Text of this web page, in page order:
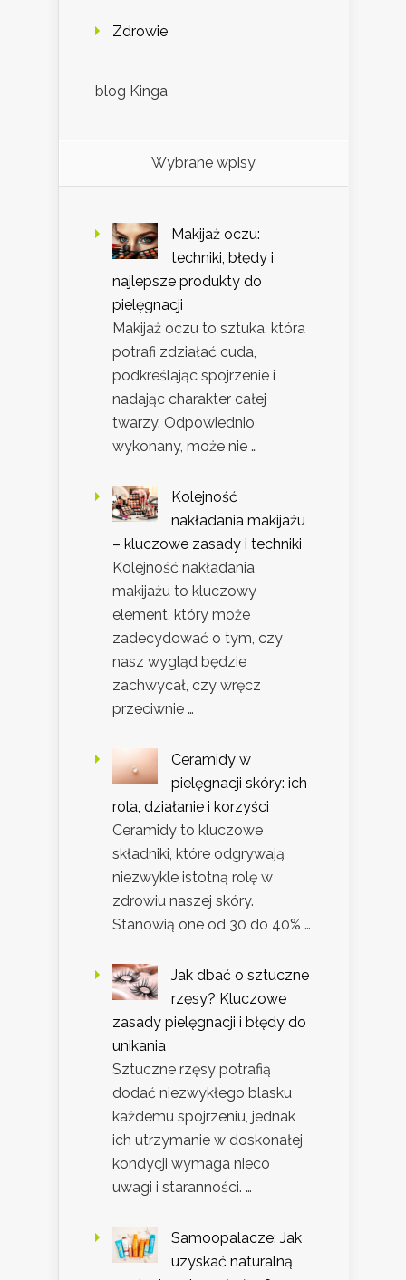
Zdrowie
blog Kinga
Wybrane wpisy
Makijaż oczu:
techniki, błędy i
najlepsze produkty do
pielęgnacji
Makijaż oczu to sztuka, która
potrafi zdziałać cuda,
podkreślając spojrzenie i
nadając charakter całej
twarzy. Odpowiednio
wykonany, może nie …
Kolejność
nakładania makijażu
– kluczowe zasady i techniki
Kolejność nakładania
makijażu to kluczowy
element, który może
zadecydować o tym, czy
nasz wygląd będzie
zachwycał, czy wręcz
przeciwnie …
Ceramidy w
pielęgnacji skóry: ich
rola, działanie i korzyści
Ceramidy to kluczowe
składniki, które odgrywają
niezwykle istotną rolę w
zdrowiu naszej skóry.
Stanowią one od 30 do 40% …
Jak dbać o sztuczne
rzęsy? Kluczowe
zasady pielęgnacji i błędy do
unikania
Sztuczne rzęsy potrafią
dodać niezwykłego blasku
każdemu spojrzeniu, jednak
ich utrzymanie w doskonałej
kondycji wymaga nieco
uwagi i staranności. …
Samoopalacze: Jak
uzyskać naturalną